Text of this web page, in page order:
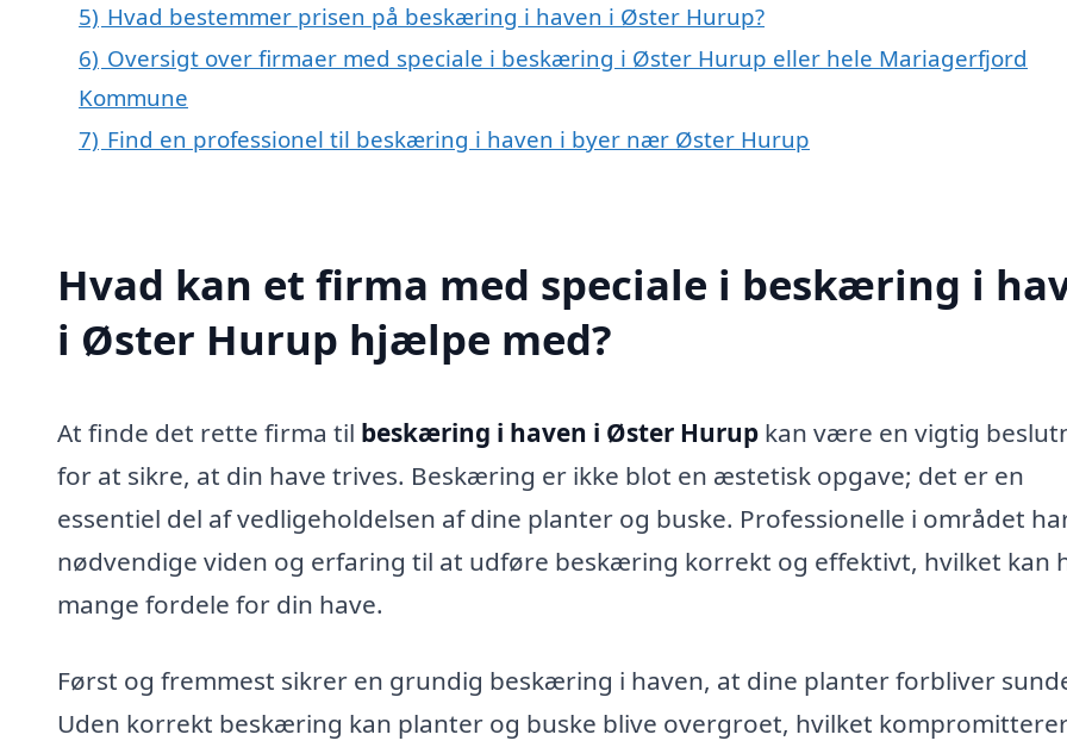
5) Hvad bestemmer prisen på beskæring i haven i Øster Hurup?
6) Oversigt over firmaer med speciale i beskæring i Øster Hurup eller hele Mariagerfjord
Kommune
7) Find en professionel til beskæring i haven i byer nær Øster Hurup
Hvad kan et firma med speciale i beskæring i
i Øster Hurup hjælpe med?
At finde det rette firma til beskæring i haven i Øster Hurup kan være en vigtig
for at sikre, at din have trives. Beskæring er ikke blot en æstetisk opgave; det er en
essentiel del af vedligeholdelsen af dine planter og buske. Professionelle i området
nødvendige viden og erfaring til at udføre beskæring korrekt og effektivt, hvilket kan
mange fordele for din have.
Først og fremmest sikrer en grundig beskæring i haven, at dine planter forbliver
Uden korrekt beskæring kan planter og buske blive overgroet, hvilket